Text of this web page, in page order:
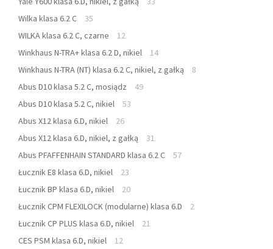
Wilka klasa 6.2 C
35
WILKA klasa 6.2 C, czarne
12
Winkhaus N-TRA+ klasa 6.2 D, nikiel
14
Winkhaus N-TRA (NT) klasa 6.2 C, nikiel, z gałką
8
Abus D10 klasa 5.2 C, mosiądz
49
Abus D10 klasa 5.2 C, nikiel
53
Abus X12 klasa 6.D, nikiel
26
Abus X12 klasa 6.D, nikiel, z gałką
31
Abus PFAFFENHAIN STANDARD klasa 6.2 C
57
Łucznik E8 klasa 6.D, nikiel
23
Łucznik BP klasa 6.D, nikiel
20
Łucznik CPM FLEXILOCK (modularne) klasa 6.D
2
Łucznik CP PLUS klasa 6.D, nikiel
21
CES PSM klasa 6.D, nikiel
12